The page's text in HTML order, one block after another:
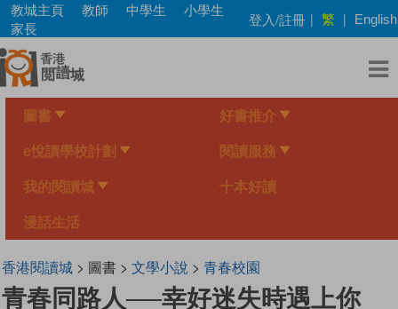
Skip
main
content
教城主頁 教師 中學生
小學生
家長
登入/註冊 | 繁 | English
圖書 好書推介
e悅讀學校計劃 閱讀服務
我的閱讀城 十本好讀
漫話生活
香港閱讀城> 圖書 > 文學小說 > 青春校園
青春同路人──幸好迷失時遇上你